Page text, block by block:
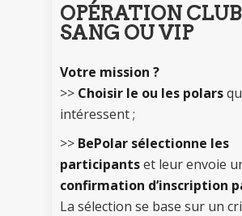
OPÉRATION CLUB
SANG OU VIP
Votre mission ?
>> Choisir le ou les polars
intéressent ;
>> BePolar sélectionne les
participantset leur envoie
confirmation d’inscription
La sélection se base sur un